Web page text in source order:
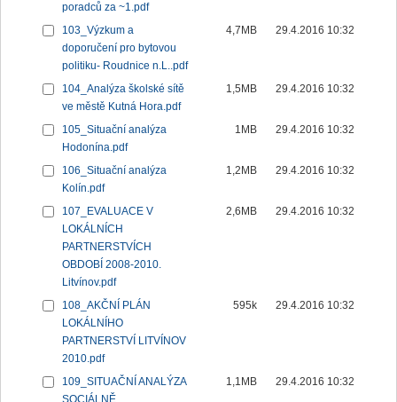
poradců za ~1.pdf
103_Výzkum a
doporučení pro bytovou
politiku- Roudnice n.L..pdf
4,7MB 29.4.2016 10:32
104_Analýza školské sítě
ve městě Kutná Hora.pdf
1,5MB 29.4.2016 10:32
105_Situační analýza
Hodonína.pdf
1MB 29.4.2016 10:32
106_Situační analýza
Kolín.pdf
1,2MB 29.4.2016 10:32
107_EVALUACE V
LOKÁLNÍCH
PARTNERSTVÍCH
OBDOBÍ 2008-2010.
Litvínov.pdf
2,6MB 29.4.2016 10:32
108_AKČNÍ PLÁN
LOKÁLNÍHO
PARTNERSTVÍ LITVÍNOV
2010.pdf
595k 29.4.2016 10:32
109_SITUAČNÍ ANALÝZA
1,1MB 29.4.2016 10:32